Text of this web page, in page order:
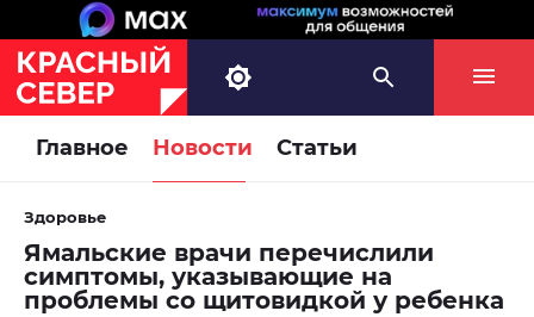
Главное Новости Статьи
Здоровье
Ямальские врачи перечислили
симптомы, указывающие на
проблемы со щитовидкой у ребенка